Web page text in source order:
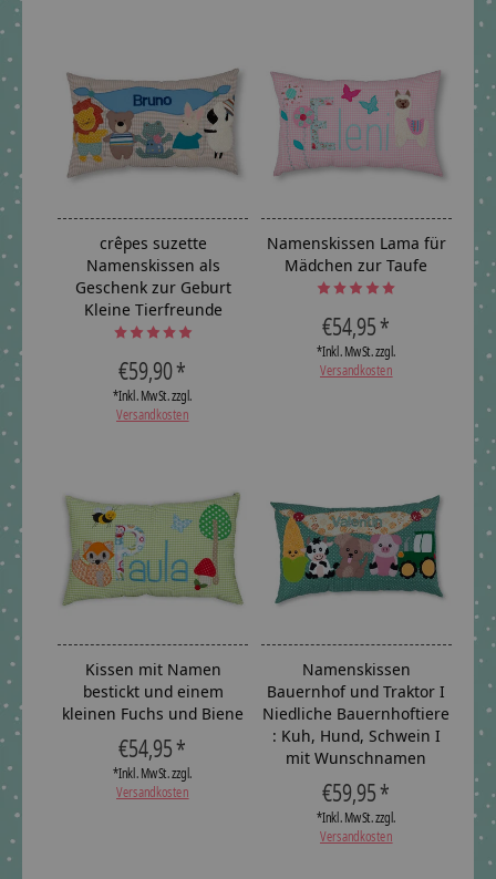
crêpes suzette
Namenskissen als
Geschenk zur Geburt
Kleine Tierfreunde
The rating of this product is
out of 5
€59,90 *
*Inkl. MwSt. zzgl.
Versandkosten
Namenskissen Lama für
Mädchen zur Taufe
The rating of this product is
5
€54,95 *
*Inkl. MwSt. zzgl.
Versandkosten
Kissen mit Namen
bestickt und einem
kleinen Fuchs und Biene
€54,95 *
*Inkl. MwSt. zzgl.
Versandkosten
Namenskissen
Bauernhof und Traktor I
Niedliche Bauernhoftiere
: Kuh, Hund, Schwein I
mit Wunschnamen
€59,95 *
*Inkl. MwSt. zzgl.
Versandkosten